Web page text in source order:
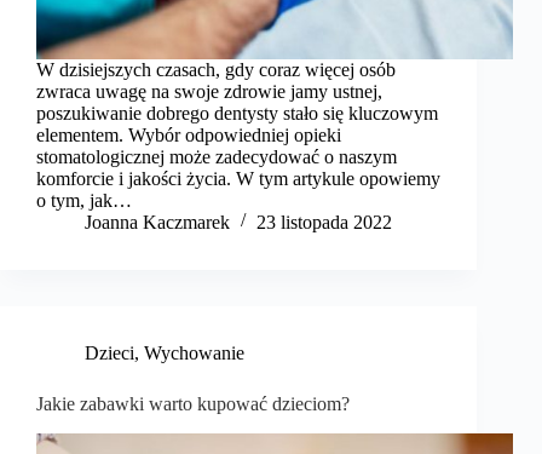
W dzisiejszych czasach, gdy coraz więcej osób
zwraca uwagę na swoje zdrowie jamy ustnej,
poszukiwanie dobrego dentysty stało się kluczowym
elementem. Wybór odpowiedniej opieki
stomatologicznej może zadecydować o naszym
komforcie i jakości życia. W tym artykule opowiemy
o tym, jak…
Joanna Kaczmarek
23 listopada 2022
Dzieci, Wychowanie
Jakie zabawki warto kupować dzieciom?